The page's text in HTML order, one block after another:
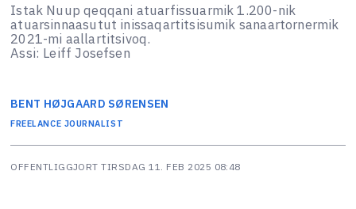
Istak Nuup qeqqani atuarfissuarmik 1.200-nik
atuarsinnaasutut inissaqartitsisumik sanaartornermik
2021-mi aallartitsivoq.
Assi: Leiff Josefsen
BENT HØJGAARD SØRENSEN
FREELANCE JOURNALIST
OFFENTLIGGJORT TIRSDAG 11. FEB 2025 08:48